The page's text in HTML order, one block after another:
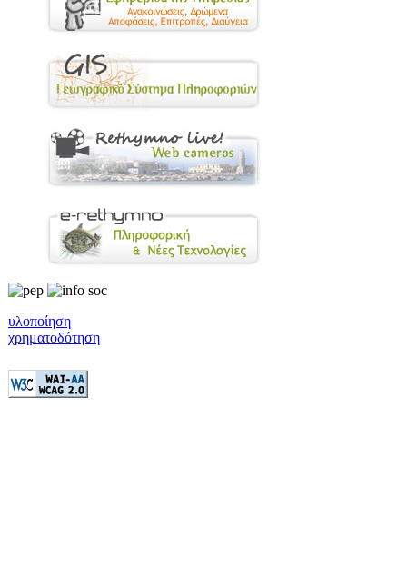
υλοποίηση
χρηματοδότηση